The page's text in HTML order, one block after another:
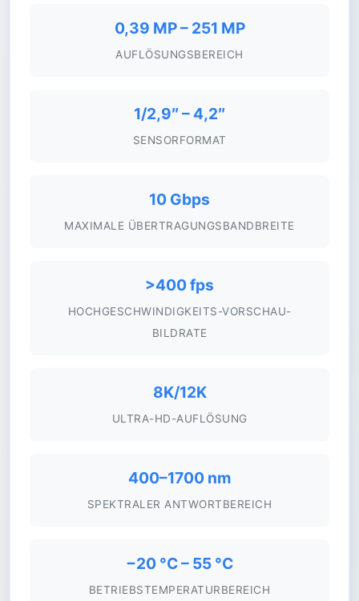
0,39 MP – 251 MP
AUFLÖSUNGSBEREICH
1/2,9″ – 4,2″
SENSORFORMAT
10 Gbps
MAXIMALE ÜBERTRAGUNGSBANDBREITE
>400 fps
HOCHGESCHWINDIGKEITS-VORSCHAU-
BILDRATE
8K/12K
ULTRA-HD-AUFLÖSUNG
400–1700 nm
SPEKTRALER ANTWORTBEREICH
−20 °C – 55 °C
BETRIEBSTEMPERATURBEREICH